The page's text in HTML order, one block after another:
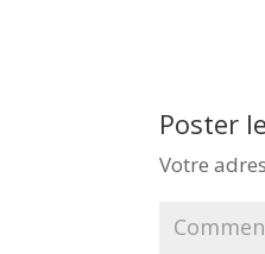
Poster
Votre